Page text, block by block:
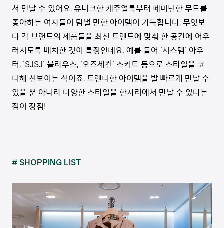
서 만날 수 있어요. 유니크한 캐주얼룩부터 페미닌한 무드를
좋아하는 여자들이 탐낼 만한 아이템이 가득합니다. 무엇보
다 각 브랜드의 제품들을 최신 트렌드에 맞춰 한 공간에 어우
러지도록 배치한 것이 특징인데요. 예를 들어 '시스템' 아우
터, 'SJSJ' 블라우스, '오즈세컨' 스커트 등으로 스타일을 코
디해 선보이는 식이죠. 트렌디한 아이템을 발 빠르게 만날 수
있을 뿐 아니라 다양한 스타일을 한자리에서 만날 수 있다는
점이 장점!
# SHOPPING LIST